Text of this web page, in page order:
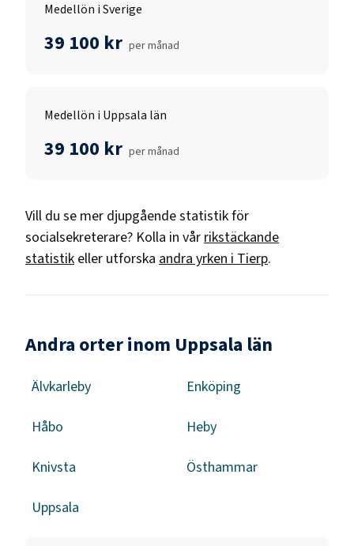
Medellön i Sverige
39 100 kr per månad
Medellön i Uppsala län
39 100 kr per månad
Vill du se mer djupgående statistik för
socialsekreterare? Kolla in vår rikstäckande
statistik eller utforska andra yrken i Tierp.
Andra orter inom Uppsala län
Älvkarleby Enköping
Håbo Heby
Knivsta Östhammar
Uppsala